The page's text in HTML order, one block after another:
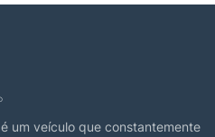
Brazil coach Diniz
22 horas atrás
é um veículo que constantemente